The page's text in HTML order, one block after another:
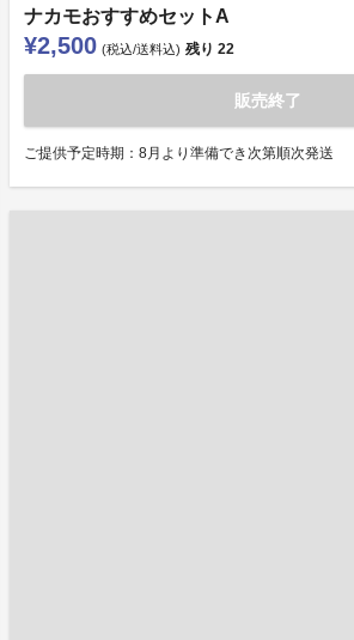
ナカモおすすめセットA
¥2,500 (税込/送料込) 残り 22
販売終了
ご提供予定時期：8月より準備でき次第順次発送